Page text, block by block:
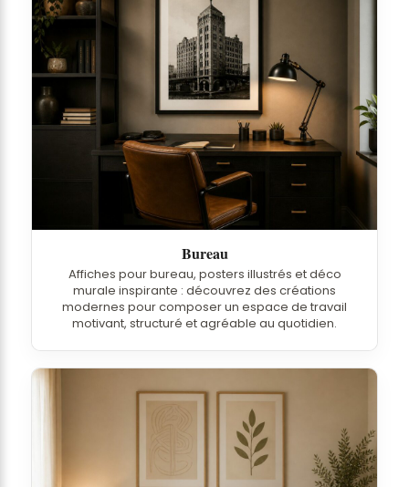
Bureau
Affiches pour bureau, posters illustrés et déco
murale inspirante : découvrez des créations
modernes pour composer un espace de travail
motivant, structuré et agréable au quotidien.